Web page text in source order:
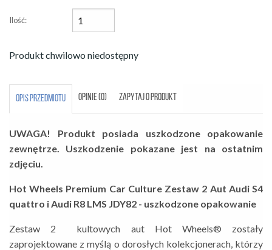
Ilość:
Produkt chwilowo niedostępny
OPIS PRZEDMIOTU OPINIE (0) ZAPYTAJ O PRODUKT
UWAGA! Produkt posiada uszkodzone opakowanie
zewnętrze. Uszkodzenie pokazane jest na ostatnim
zdjęciu.
Hot Wheels Premium Car Culture Zestaw 2 Aut Audi S4
quattro i Audi R8 LMS JDY82 - uszkodzone opakowanie
Zestaw 2 kultowych aut Hot Wheels® zostały
zaprojektowane z myślą o dorosłych kolekcjonerach, którzy